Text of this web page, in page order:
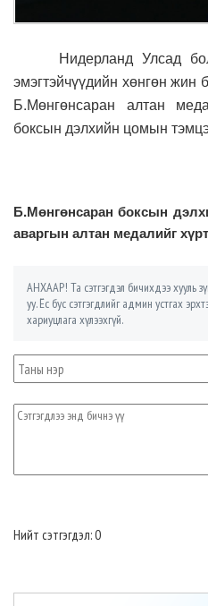
Нидерланд Улсад
эмэгтэйчүүдийн хөнгөн
Б.Мөнгөнсаран алтан
боксын дэлхийн цомын
Б.Мөнгөнсаран боксын
аваргын алтан медалийг
АНХААР! Та сэтгэгдэл бичихдээ хууль
уу. Ёс бус сэтгэгдлийг админ устгах
хариуцлага хүлээхгүй.
Нийт сэтгэгдэл: 0